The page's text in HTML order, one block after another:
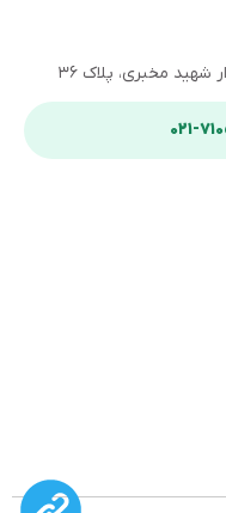
شهید مخبری، پلاک ۳۶